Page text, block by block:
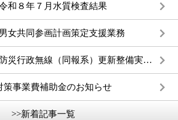
和８年７月水質検査結果
女共同参画計画策定支援業務
【入札情報】勝浦町防災行政無線（同報系）更新整備実施設計業務
策事業費補助金のお知らせ
>>新着記事一覧